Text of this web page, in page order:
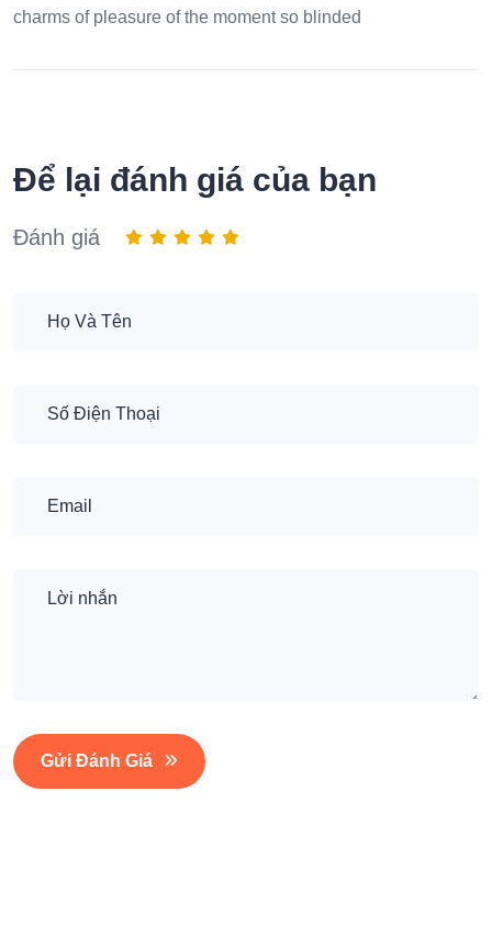
charms of pleasure of the moment so blinded
Để lại đánh giá của bạn
Đánh giá
Gửi Đánh Giá